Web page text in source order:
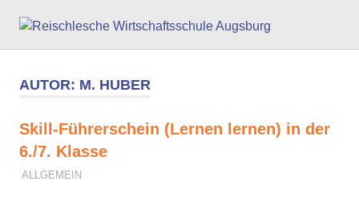
Inhalt
springen
AUTOR: M. HUBER
Skill-Führerschein (Lernen lernen) in der
6./7. Klasse
25. SEPTEMBER 2017
M. HUBER
ALLGEMEIN